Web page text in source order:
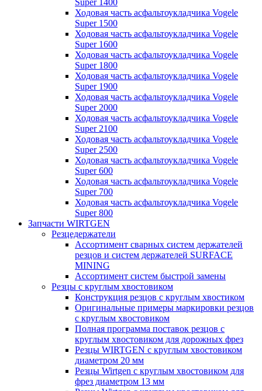
Super 1400
Ходовая часть асфальтоукладчика Vogele
Super 1500
Ходовая часть асфальтоукладчика Vogele
Super 1600
Ходовая часть асфальтоукладчика Vogele
Super 1800
Ходовая часть асфальтоукладчика Vogele
Super 1900
Ходовая часть асфальтоукладчика Vogele
Super 2000
Ходовая часть асфальтоукладчика Vogele
Super 2100
Ходовая часть асфальтоукладчика Vogele
Super 2500
Ходовая часть асфальтоукладчика Vogele
Super 600
Ходовая часть асфальтоукладчика Vogele
Super 700
Ходовая часть асфальтоукладчика Vogele
Super 800
Запчасти WIRTGEN
Резцедержатели
Ассортимент сварных систем держателей
резцов и систем держателей SURFACE
MINING
Ассортимент систем быстрой замены
Резцы с круглым хвостовиком
Конструкция резцов с круглым хвостиком
Оригинальные примеры маркировки резцов
с круглым хвостовиком
Полная программа поставок резцов с
круглым хвостовиком для дорожных фрез
Резцы WIRTGEN с круглым хвостовиком
диаметром 20 мм
Резцы Wirtgen с круглым хвостовиком для
фрез диаметром 13 мм